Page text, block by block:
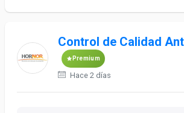
Control de Calidad
Premium
Hace 2 días